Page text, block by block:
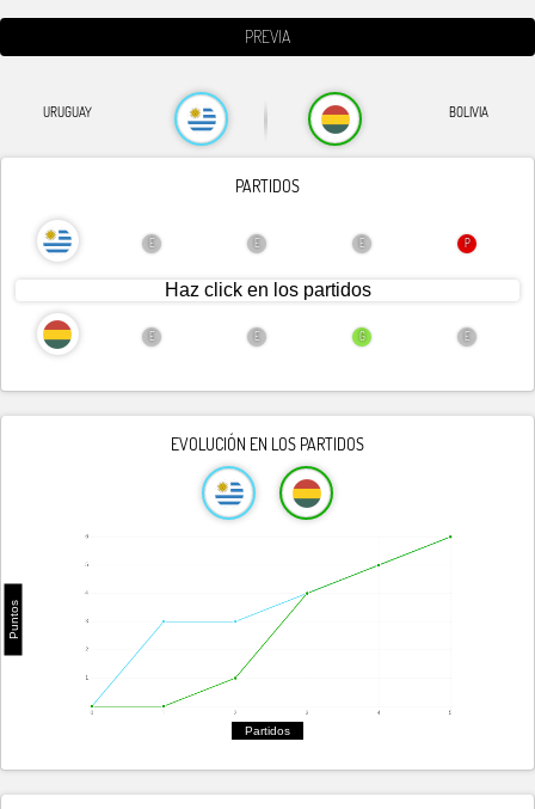
PREVIA
URUGUAY BOLIVIA
PARTIDOS
E E E P
Haz click en los partidos
E E G E
EVOLUCIÓN EN LOS PARTIDOS
Puntos
Partidos